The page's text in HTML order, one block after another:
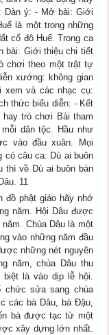
Dàn ý: - Mở bài: Giới
là một trong những
cố đô Huế. Trong ca
bài: Giới thiệu chi tiết
chơi theo một trật tự
xướng: không gian
xem và các nhạc cụ:
thức biểu diễn: - Kết
hay trò chơi Bài tham
dân tộc. Hầu như
vào đầu xuân. Mọi
có câu ca: Dù ai buôn
thì về Dù ai buôn bán
11
đồ phật giáo hãy nhớ
năm. Hội Dâu được
Chùa Dâu là một
vào những năm đầu
những nét nguyên
năm, chùa Dâu thu
biệt là vào dịp lễ hội.
chức sửa sang chùa
các bà Dâu, bà Đậu,
bà được tạc từ một
xây dựng lớn nhất.